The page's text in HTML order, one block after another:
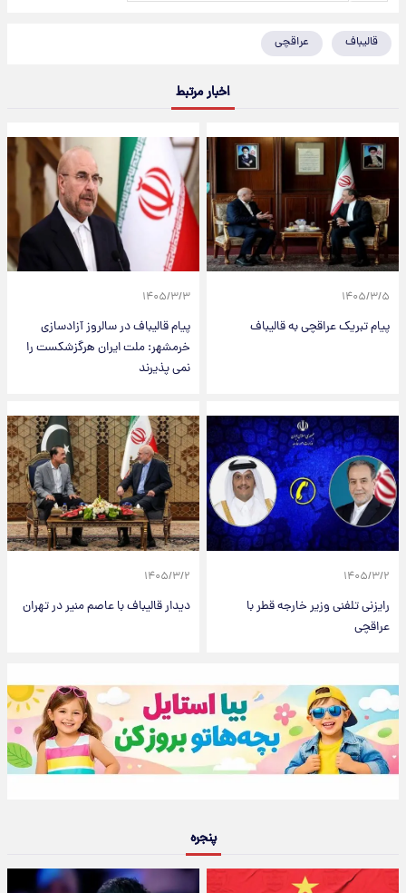
قالیباف عراقچی
اخبار مرتبط
۱۴۰۵/۳/۵
پیام تبریک عراقچی به قالیباف
۱۴۰۵/۳/۳
پیام قالیباف در سالروز آزادسازی
خرمشهر: ملت ایران هرگزشکست را
نمی پذیرند
۱۴۰۵/۳/۲
رایزنی تلفنی وزیر خارجه قطر با
عراقچی
۱۴۰۵/۳/۲
دیدار قالیباف با عاصم منیر در تهران
پنجره